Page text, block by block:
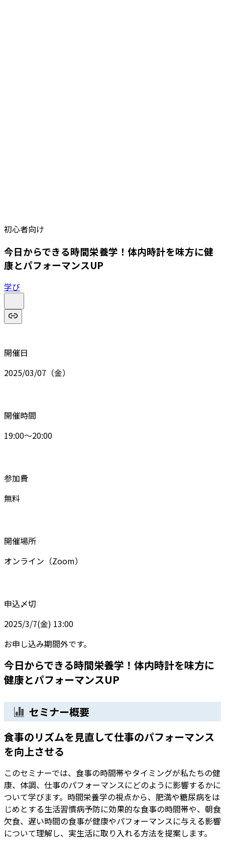
初心者向け
今日からできる時間栄養学！体内時計を味方に健
康とパフォーマンスUP
学び
開催日
2025/03/07（金）
開催時間
19:00～20:00
参加費
無料
開催場所
オンライン（Zoom）
申込〆切
2025/3/7(金) 13:00
お申し込み期間外です。
今日からできる時間栄養学！体内時計を味方に
健康とパフォーマンスUP
セミナー概要
食事のリズムを見直して仕事のパフォーマンス
を向上させる
このセミナーでは、食事の時間帯やタイミングが私たちの健
康、体調、仕事のパフォーマンスにどのように影響するかに
ついて学びます。時間栄養学の視点から、肥満や糖尿病をは
じめとする生活習慣病予防に効果的な食事の時間帯や、朝食
欠食、遅い時間の食事が健康やパフォーマンスに与える影響
について理解し、実生活に取り入れる方法を提案します。